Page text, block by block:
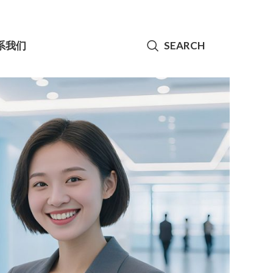
我们 SEARCH